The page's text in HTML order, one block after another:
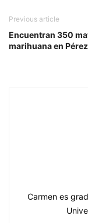
Previous article
Encuentran 350
marihuana en
Carmen es